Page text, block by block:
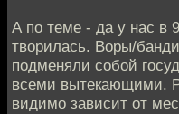
А по теме - да у нас в
творилась. Воры/
подменяли собой
всеми вытекающими.
видимо зависит от